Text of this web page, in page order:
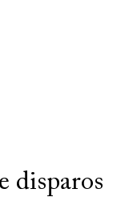
disparos